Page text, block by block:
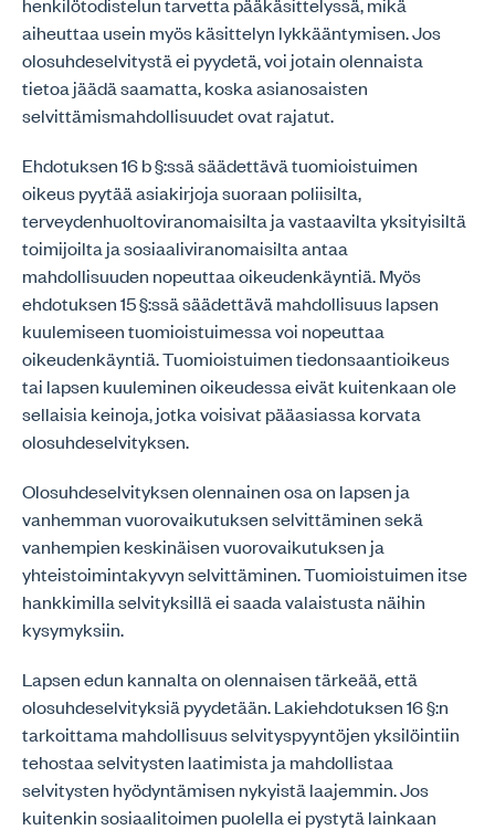
aiheuttaa usein myös käsittelyn lykkääntymisen. Jos
olosuhdeselvitystä ei pyydetä, voi jotain olennaista
tietoa jäädä saamatta, koska asianosaisten
selvittämismahdollisuudet ovat rajatut.
Ehdotuksen 16 b §:ssä säädettävä tuomioistuimen
oikeus pyytää asiakirjoja suoraan poliisilta,
terveydenhuoltoviranomaisilta ja vastaavilta yksityisiltä
toimijoilta ja sosiaaliviranomaisilta antaa
mahdollisuuden nopeuttaa oikeudenkäyntiä. Myös
ehdotuksen 15 §:ssä säädettävä mahdollisuus lapsen
kuulemiseen tuomioistuimessa voi nopeuttaa
oikeudenkäyntiä. Tuomioistuimen tiedonsaantioikeus
tai lapsen kuuleminen oikeudessa eivät kuitenkaan ole
sellaisia keinoja, jotka voisivat pääasiassa korvata
olosuhdeselvityksen.
Olosuhdeselvityksen olennainen osa on lapsen ja
vanhemman vuorovaikutuksen selvittäminen sekä
vanhempien keskinäisen vuorovaikutuksen ja
yhteistoimintakyvyn selvittäminen. Tuomioistuimen itse
hankkimilla selvityksillä ei saada valaistusta näihin
kysymyksiin.
Lapsen edun kannalta on olennaisen tärkeää, että
olosuhdeselvityksiä pyydetään. Lakiehdotuksen 16 §:n
tarkoittama mahdollisuus selvityspyyntöjen yksilöintiin
tehostaa selvitysten laatimista ja mahdollistaa
selvitysten hyödyntämisen nykyistä laajemmin. Jos
kuitenkin sosiaalitoimen puolella ei pystytä lainkaan